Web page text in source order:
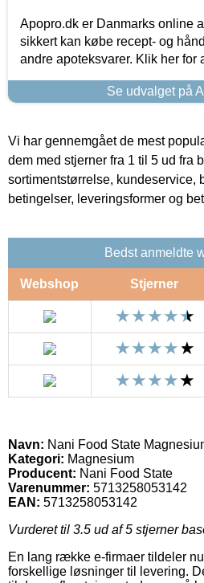
Apopro.dk er Danmarks online
sikkert kan købe recept- og
andre apoteksvarer. Klik her for
Se udvalget på
Vi har gennemgået de mest
dem med stjerner fra 1 til 5 ud fra
sortimentstørrelse, kundeservice,
betingelser, leveringsformer og
Bedst anmeldte
Webshop Stjerner
Navn: Nani Food State
Kategori: Magnesium
Producent: Nani Food State
Varenummer: 5713258053142
EAN: 5713258053142
Vurderet til 3.5 ud af 5 stjerner
En lang række e-firmaer tildeler
forskellige løsninger til levering.